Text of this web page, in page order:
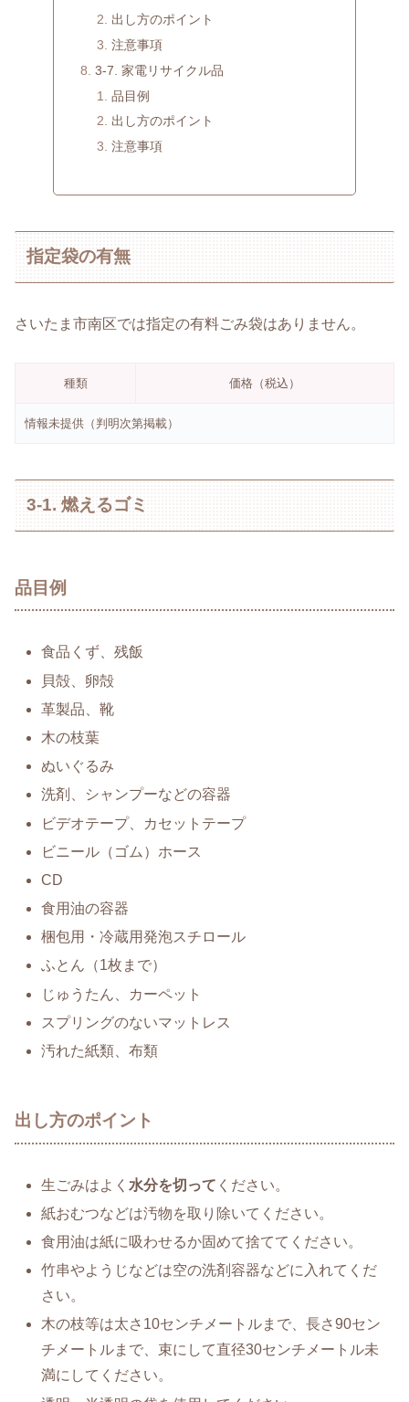
出し方のポイント
注意事項
3-7. 家電リサイクル品
品目例
出し方のポイント
注意事項
指定袋の有無
さいたま市南区では指定の有料ごみ袋はありません。
種類 価格（税込）
情報未提供（判明次第掲載）
3-1. 燃えるゴミ
品目例
食品くず、残飯
貝殻、卵殻
革製品、靴
木の枝葉
ぬいぐるみ
洗剤、シャンプーなどの容器
ビデオテープ、カセットテープ
ビニール（ゴム）ホース
CD
食用油の容器
梱包用・冷蔵用発泡スチロール
ふとん（1枚まで）
じゅうたん、カーペット
スプリングのないマットレス
汚れた紙類、布類
出し方のポイント
生ごみはよく 水分を切って ください。
紙おむつなどは汚物を取り除いてください。
食用油は紙に吸わせるか固めて捨ててください。
竹串やようじなどは空の洗剤容器などに入れてくだ
さい。
木の枝等は太さ10センチメートルまで、長さ90セン
チメートルまで、束にして直径30センチメートル未
満にしてください。